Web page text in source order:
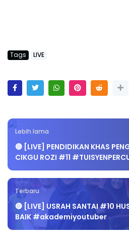
Tags LIVE
Lebih lama
🔴 [LIVE] PENDIDIKAN KHAS
CIKGU ROZI #11
Terbaru
🔴 [LIVE] USRAH SANTAI #10
BAIK #akademiyoutuber